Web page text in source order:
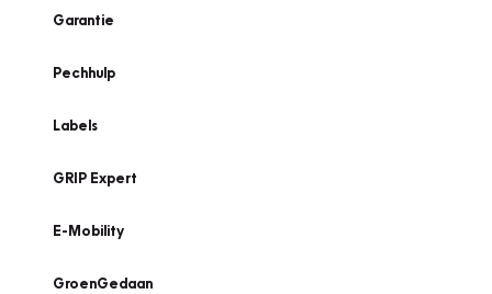
Garantie
Pechhulp
Labels
GRIP Expert
E-Mobility
GroenGedaan